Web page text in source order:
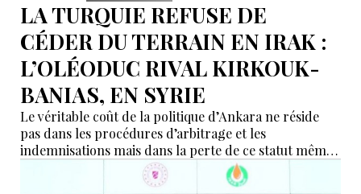
LA TURQUIE REFUSE DE
CÉDER DU TERRAIN EN IRAK :
L’OLÉODUC RIVAL KIRKOUK-
BANIAS, EN SYRIE
Le véritable coût de la politique d’Ankara ne réside
pas dans les procédures d’arbitrage et les
indemnisations mais dans la perte de ce statut même
d’« intermédiaire indispensable » que la Turquie a mis
des décennies à construire.